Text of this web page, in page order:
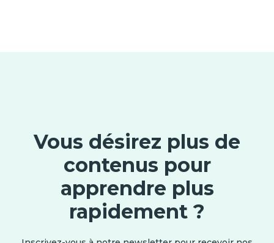
Vous désirez plus de
contenus pour
apprendre plus
rapidement ?